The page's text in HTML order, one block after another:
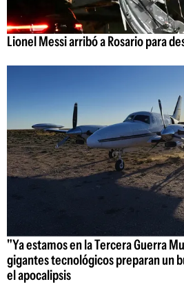
Lionel Messi arribó a Rosario para
"Ya estamos en la Tercera Guerra
gigantes tecnológicos preparan un
el apocalipsis